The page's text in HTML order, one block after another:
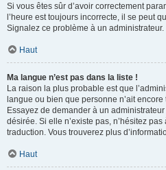
Si vous êtes sûr d’avoir correctement
l’heure est toujours incorrecte, il se peut
Signalez ce problème à un administrateur.
Haut
Ma langue n’est pas dans la liste !
La raison la plus probable est que
langue ou bien que personne n’ait
Essayez de demander à un
désirée. Si elle n’existe pas, n’hésitez
traduction. Vous trouverez plus
Haut